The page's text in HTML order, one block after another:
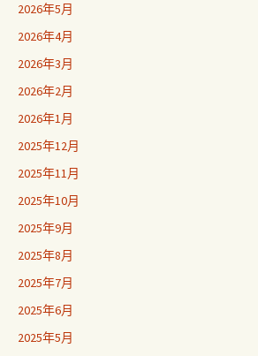
2026年5月
2026年4月
2026年3月
2026年2月
2026年1月
2025年12月
2025年11月
2025年10月
2025年9月
2025年8月
2025年7月
2025年6月
2025年5月